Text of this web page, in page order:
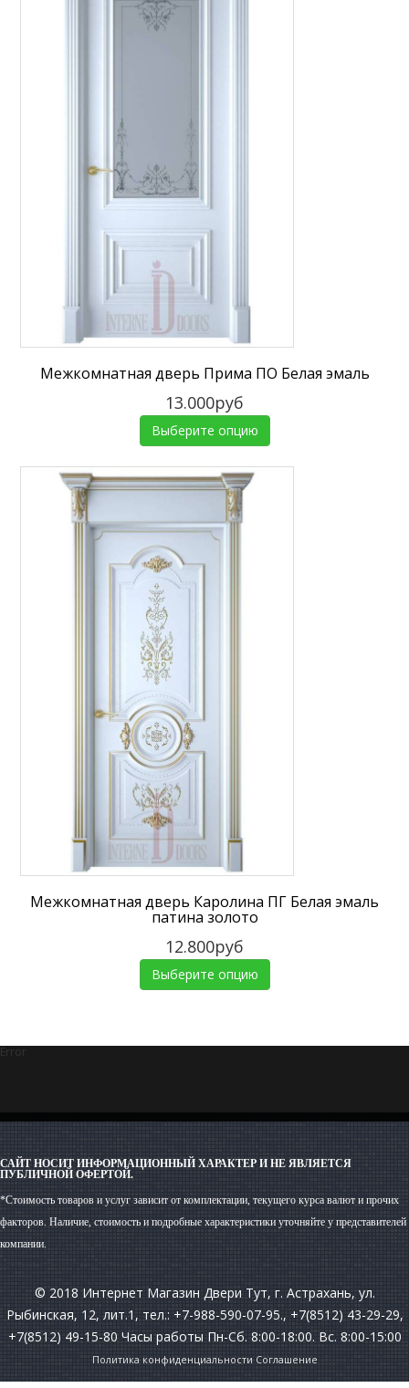
Межкомнатная дверь Прима ПО Белая эмаль
13.000руб
Выберите опцию
Межкомнатная дверь Каролина ПГ Белая эмаль
патина золото
12.800руб
Выберите опцию
Error
САЙТ НОСИТ ИНФОРМАЦИОННЫЙ ХАРАКТЕР И НЕ ЯВЛЯЕТСЯ
ПУБЛИЧНОЙ ОФЕРТОЙ.
*Стоимость товаров и услуг зависит от комплектации, текущего курса валют и прочих
факторов. Наличие, стоимость и подробные характеристики уточняйте у представителей
компании.
© 2018 Интернет Магазин Двери Тут, г. Астрахань, ул.
Рыбинская, 12, лит.1, тел.: +7-988-590-07-95., +7(8512) 43-29-29,
+7(8512) 49-15-80 Часы работы Пн-Сб. 8:00-18:00. Вс. 8:00-15:00
Политика конфиденциальности Соглашение